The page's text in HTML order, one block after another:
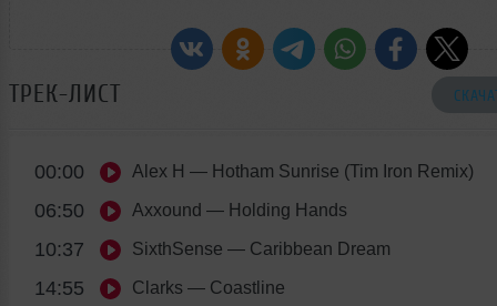
ТРЕК-ЛИСТ
00:00 Alex H — Hotham Sunrise (Tim Iron Remix)
06:50 Axxound — Holding Hands
10:37 SixthSense — Caribbean Dream
14:55 Clarks — Coastline